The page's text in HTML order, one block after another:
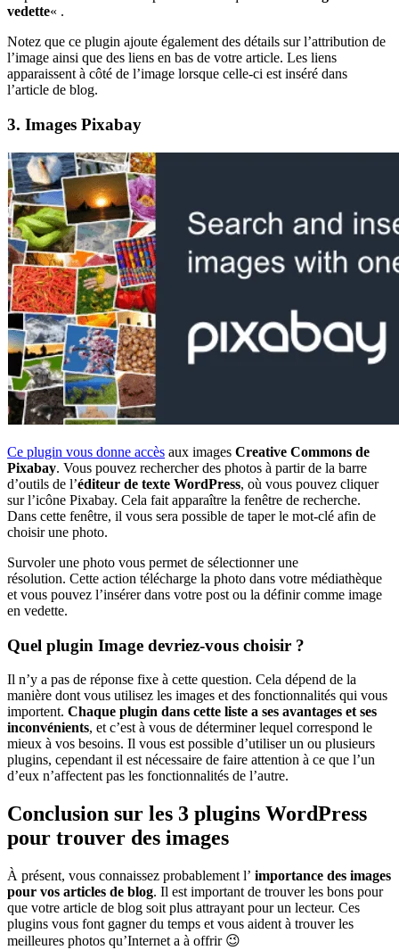
vedette« .
Notez que ce plugin ajoute également des détails sur l’attribution de
l’image ainsi que des liens en bas de votre article. Les liens
apparaissent à côté de l’image lorsque celle-ci est inséré dans
l’article de blog.
3. Images Pixabay
Ce plugin vous donne accès aux images Creative Commons de
Pixabay. Vous pouvez rechercher des photos à partir de la barre
d’outils de l’éditeur de texte WordPress, où vous pouvez cliquer
sur l’icône Pixabay. Cela fait apparaître la fenêtre de recherche.
Dans cette fenêtre, il vous sera possible de taper le mot-clé afin de
choisir une photo.
Survoler une photo vous permet de sélectionner une
résolution. Cette action télécharge la photo dans votre médiathèque
et vous pouvez l’insérer dans votre post ou la définir comme image
en vedette.
Quel plugin Image devriez-vous choisir ?
Il n’y a pas de réponse fixe à cette question. Cela dépend de la
manière dont vous utilisez les images et des fonctionnalités qui vous
importent. Chaque plugin dans cette liste a ses avantages et ses
inconvénients, et c’est à vous de déterminer lequel correspond le
mieux à vos besoins. Il vous est possible d’utiliser un ou plusieurs
plugins, cependant il est nécessaire de faire attention à ce que l’un
d’eux n’affectent pas les fonctionnalités de l’autre.
Conclusion sur les 3 plugins WordPress
pour trouver des images
À présent, vous connaissez probablement l’ importance des images
pour vos articles de blog. Il est important de trouver les bons pour
que votre article de blog soit plus attrayant pour un lecteur. Ces
plugins vous font gagner du temps et vous aident à trouver les
meilleures photos qu’Internet a à offrir 😉